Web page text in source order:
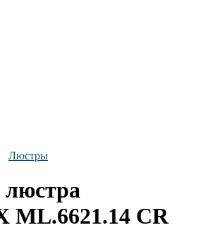
Люстры
люстра
ML.6621.14 CR